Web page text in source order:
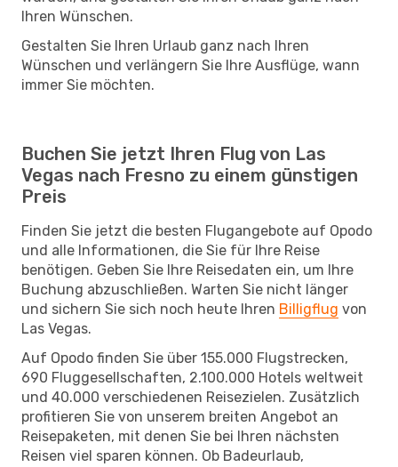
Ihren Wünschen.
Gestalten Sie Ihren Urlaub ganz nach Ihren
Wünschen und verlängern Sie Ihre Ausflüge, wann
immer Sie möchten.
Buchen Sie jetzt Ihren Flug von Las
Vegas nach Fresno zu einem günstigen
Preis
Finden Sie jetzt die besten Flugangebote auf Opodo
und alle Informationen, die Sie für Ihre Reise
benötigen. Geben Sie Ihre Reisedaten ein, um Ihre
Buchung abzuschließen. Warten Sie nicht länger
und sichern Sie sich noch heute Ihren Billigflug von
Las Vegas.
Auf Opodo finden Sie über 155.000 Flugstrecken,
690 Fluggesellschaften, 2.100.000 Hotels weltweit
und 40.000 verschiedenen Reisezielen. Zusätzlich
profitieren Sie von unserem breiten Angebot an
Reisepaketen, mit denen Sie bei Ihren nächsten
Reisen viel sparen können. Ob Badeurlaub,